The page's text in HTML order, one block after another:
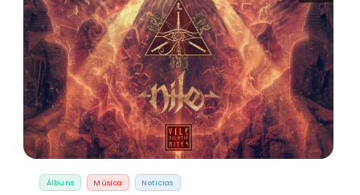
Álbuns Música Noticias